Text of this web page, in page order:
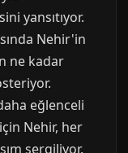
yansıtıyor.
Nehir'in
ne kadar
eğlenceli
Nehir, her
sergiliyor.